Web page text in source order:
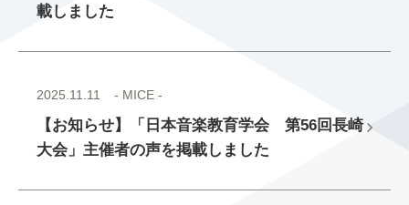
載しました
2025.11.11 - MICE -
【お知らせ】「日本音楽教育学会 第56回長崎
大会」主催者の声を掲載しました